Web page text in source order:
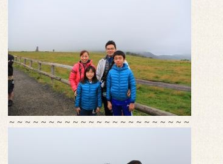
～～～～～～～～～～～～～～～～～～～～～～～